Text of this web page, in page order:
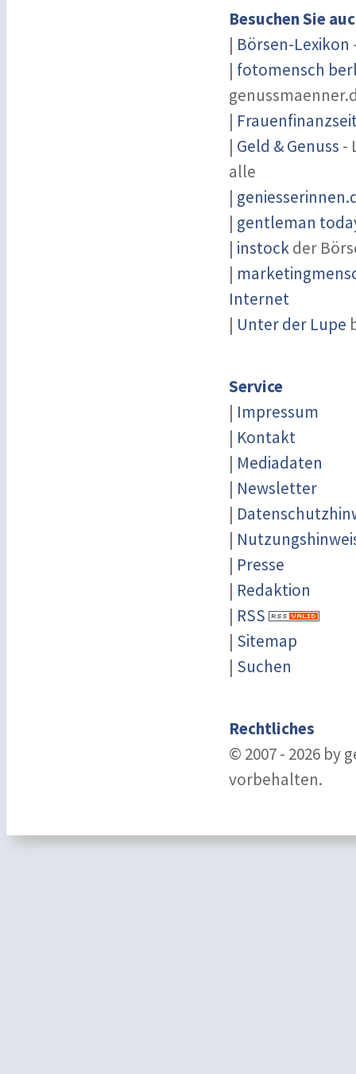
Besuchen Sie
| Börsen-Lexikon
| fotomensch
|
| Geld & Genuss -
alle
|
| gentleman
| instockder
|
Internet
| Unter der Lupe
Service
| Impressum
| Kontakt
| Mediadaten
| Newsletter
|
|
| Presse
| Redaktion
| RSS
| Sitemap
| Suchen
Rechtliches
© 2007 - 2026 by
vorbehalten.